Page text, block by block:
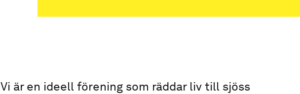
Vi är en ideell förening som räddar liv till sjöss